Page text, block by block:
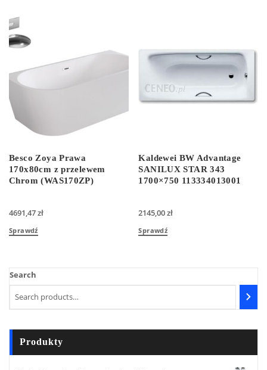
Besco Zoya Prawa
170x80cm z przelewem
Chrom (WAS170ZP)
4691,47zł
Sprawdź
Kaldewei BW Advantage
SANILUX STAR 343
1700×750 113334013001
2145,00zł
Sprawdź
Search
Produkty